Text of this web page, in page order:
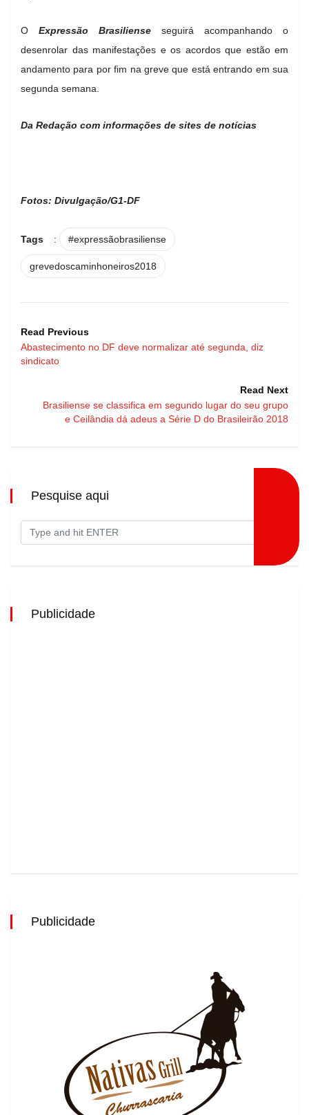
O Expressão Brasiliense seguirá acompanhando o
desenrolar das manifestações e os acordos que estão em
andamento para por fim na greve que está entrando em sua
segunda semana.
Da Redação com informações de sites de notícias
Fotos: Divulgação/G1-DF
Tags : #expressãobrasiliense
grevedoscaminhoneiros2018
Read Previous
Abastecimento no DF deve normalizar até segunda, diz
sindicato
Read Next
Brasiliense se classifica em segundo lugar do seu grupo
e Ceilândia dá adeus a Série D do Brasileirão 2018
Pesquise aqui
Publicidade
Publicidade